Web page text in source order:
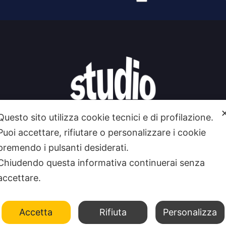
CONTATTI SEGNALA A
sito utilizza cookie tecnici e di profilazione.
accettare, rifiutare o personalizzare i cookie
i pulsanti desiderati.
questa informativa continuerai senza
Accetta Rifiuta Personalizza